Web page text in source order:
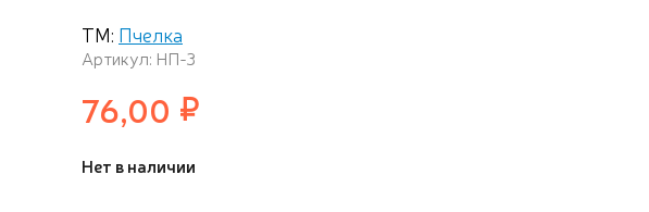
ТМ: Пчелка
Артикул: НП-3
76,00
Нет в наличии